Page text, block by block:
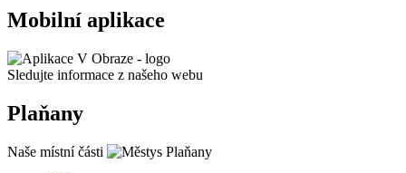
Mobilní aplikace
Sledujte informace z našeho webu
Plaňany
Naše místní části